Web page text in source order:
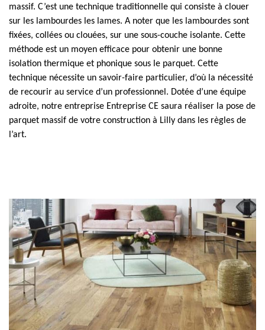
massif. C’est une technique traditionnelle qui consiste à clouer
sur les lambourdes les lames. A noter que les lambourdes sont
fixées, collées ou clouées, sur une sous-couche isolante. Cette
méthode est un moyen efficace pour obtenir une bonne
isolation thermique et phonique sous le parquet. Cette
technique nécessite un savoir-faire particulier, d’où la nécessité
de recourir au service d’un professionnel. Dotée d’une équipe
adroite, notre entreprise Entreprise CE saura réaliser la pose de
parquet massif de votre construction à Lilly dans les règles de
l’art.